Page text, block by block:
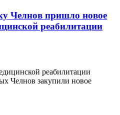
Челнов пришло новое
реабилитации
реабилитации
Челнов закупили новое